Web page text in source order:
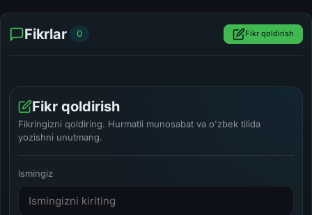
Fikrlar 0 Fikr qoldirish
Fikr qoldirish
Fikringizni qoldiring. Hurmatli munosabat va o'zbek tilida
yozishni unutmang.
Ismingiz